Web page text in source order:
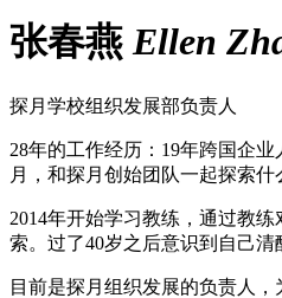
张春燕Ellen
探月学校组织发展部负责人
28年的工作经历：19年跨国企
月，和探月创始团队一起探索什
2014年开始学习教练，通过教
索。过了40岁之后意识到自己清
目前是探月组织发展的负责人，